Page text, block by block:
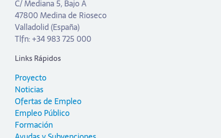
C/ Mediana 5, Bajo A
47800 Medina de Rioseco
Valladolid (España)
Tlfn: +34 983 725 000
Links Rápidos
Proyecto
Noticias
Ofertas de Empleo
Empleo Público
Formación